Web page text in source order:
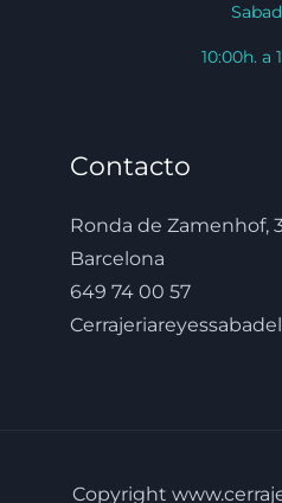
10:00h. a
Contacto
Ronda de Zamenhof,
Barcelona
649 74 00 57
Copyright